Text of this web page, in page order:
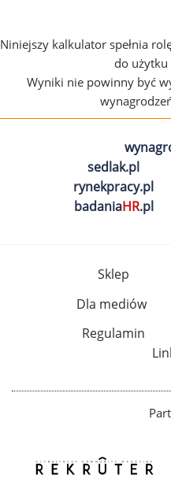
Niniejszy kalkulator spełnia
do
Wyniki nie powinny być
sedlak.pl
rynekpracy.pl
badaniaHR.pl
Sklep
Dla mediów
Regulamin